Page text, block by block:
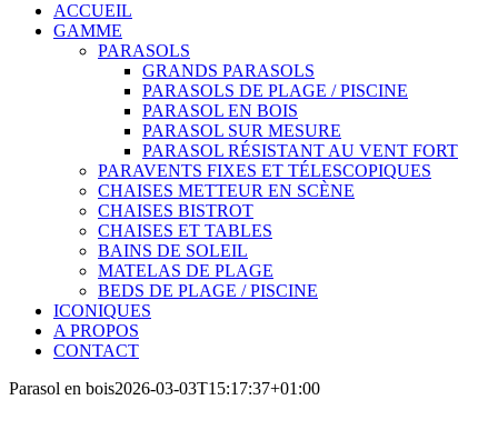
ACCUEIL
GAMME
PARASOLS
GRANDS PARASOLS
PARASOLS DE PLAGE / PISCINE
PARASOL EN BOIS
PARASOL SUR MESURE
PARASOL RÉSISTANT AU VENT FORT
PARAVENTS FIXES ET TÉLESCOPIQUES
CHAISES METTEUR EN SCÈNE
CHAISES BISTROT
CHAISES ET TABLES
BAINS DE SOLEIL
MATELAS DE PLAGE
BEDS DE PLAGE / PISCINE
ICONIQUES
A PROPOS
CONTACT
Parasol en bois2026-03-03T15:17:37+01:00